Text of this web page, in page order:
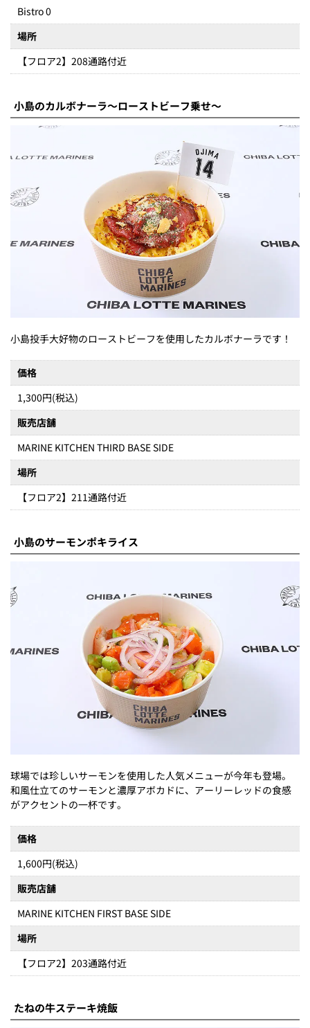
Bistro 0
場所
【フロア2】208通路付近
小島のカルボナーラ～ローストビーフ乗せ～
小島投手大好物のローストビーフを使用したカルボナーラです！
価格
1,300円(税込)
販売店舗
MARINE KITCHEN THIRD BASE SIDE
場所
【フロア2】211通路付近
小島のサーモンポキライス
球場では珍しいサーモンを使用した人気メニューが今年も登場。
和風仕立てのサーモンと濃厚アボカドに、アーリーレッドの食感
がアクセントの一杯です。
価格
1,600円(税込)
販売店舗
MARINE KITCHEN FIRST BASE SIDE
場所
【フロア2】203通路付近
たねの牛ステーキ焼飯